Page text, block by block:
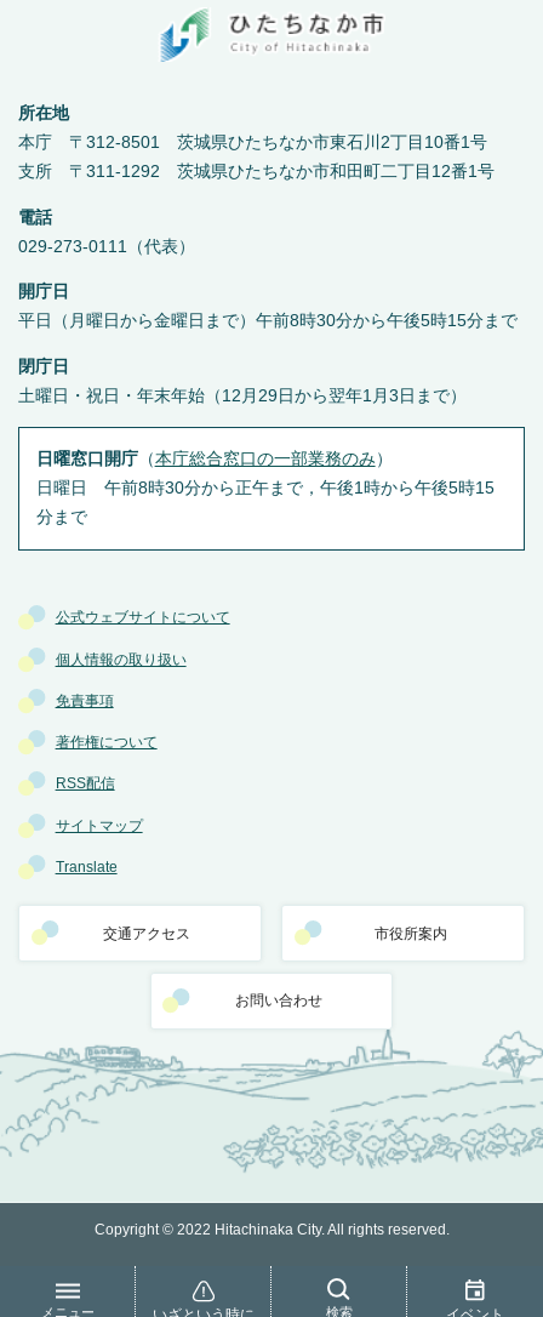
メニュー 検索
公式ウェブサイトについて
個人情報の取り扱い
免責事項
著作権について
RSS配信
サイトマップ
Translate
交通アクセス 市役所案内
お問い合わせ
所在地
本庁 〒312-8501 茨城県ひたちなか市東石川2丁目10番1号
支所 〒311-1292 茨城県ひたちなか市和田町二丁目12番1号
電話
029-273-0111（代表）
開庁日
平日（月曜日から金曜日まで）午前8時30分から午後5時15分まで
閉庁日
土曜日・祝日・年末年始（12月29日から翌年1月3日まで）
日曜窓口開庁（本庁総合窓口の一部業務のみ ）
日曜日 午前8時30分から正午まで，午後1時から午後5時15
分まで
Copyright © 2022 Hitachinaka City. All rights reserved.